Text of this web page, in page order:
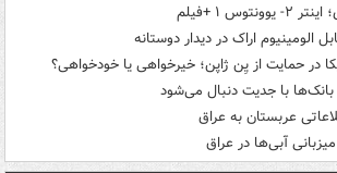
۱ +فیلم
الومینیوم اراک در دیدار دوستانه
در حمایت از یِن ژاپن؛ خیرخواهی یا خودخواهی؟
بانک‌ها با جدیت دنبال می‌شود
عربستان به عراق